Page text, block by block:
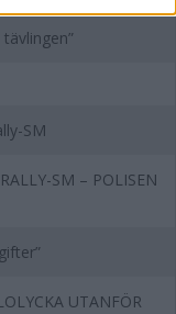
SM
SM – POLISEN
UTANFÖR